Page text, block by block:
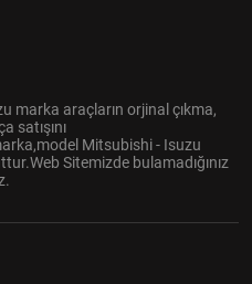
marka araçların orjinal çıkma,
satışını
Mitsubishi - Isuzu
Sitemizde bulamadığınız